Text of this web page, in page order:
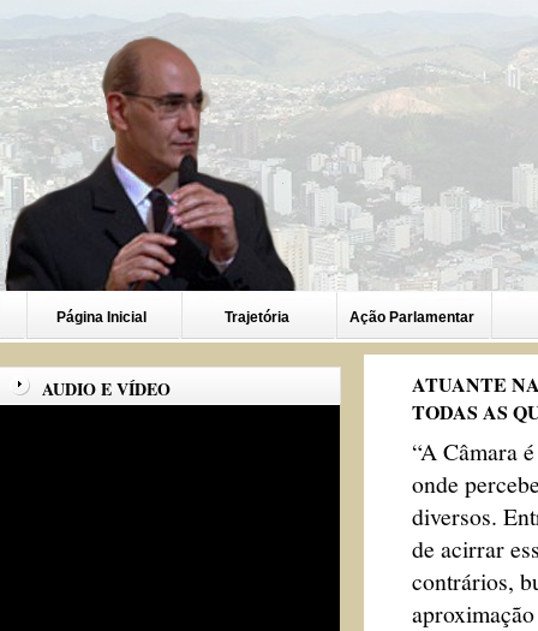
Página Inicial Trajetória Ação Parlamentar
AUDIO E VÍDEO
ATUANTE
TODAS AS
“A Câmara
onde
diversos.
de acirrar
contrários,